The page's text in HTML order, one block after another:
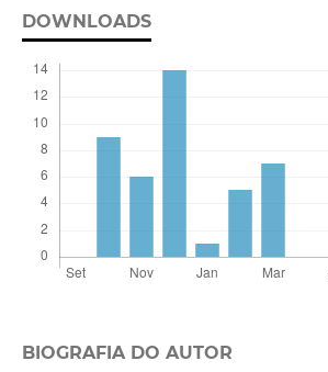
DOWNLOADS
BIOGRAFIA DO AUTOR